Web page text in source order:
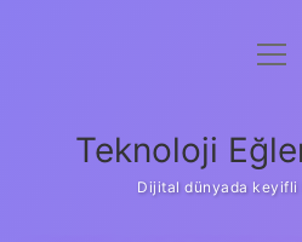
Anasayfa
Yasal
Teknoloji
Dijital dünyada